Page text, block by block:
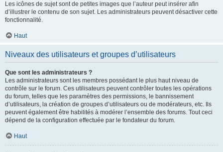
Les icônes de sujet sont de petites images que l’auteur peut insérer afin
d’illustrer le contenu de son sujet. Les administrateurs peuvent désactiver cette
fonctionnalité.
Haut
Niveaux des utilisateurs et groupes d’utilisateurs
Que sont les administrateurs ?
Les administrateurs sont les membres possédant le plus haut niveau de
contrôle sur le forum. Ces utilisateurs peuvent contrôler toutes les opérations
du forum, telles que les paramètres des permissions, le bannissement
d’utilisateurs, la création de groupes d’utilisateurs ou de modérateurs, etc. Ils
peuvent également être habilités à modérer l’ensemble des forums. Tout ceci
dépend de la configuration effectuée par le fondateur du forum.
Haut